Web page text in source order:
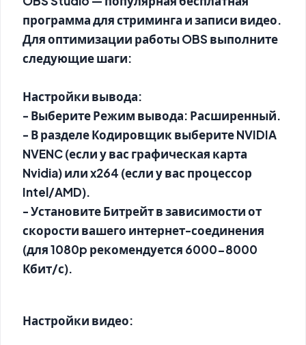
программа для стриминга и записи видео.
Для оптимизации работы OBS выполните
следующие шаги:
Настройки вывода:
- Выберите Режим вывода: Расширенный.
- В разделе Кодировщик выберите NVIDIA
NVENC (если у вас графическая карта
Nvidia) или x264 (если у вас процессор
Intel/AMD).
- Установите Битрейт в зависимости от
скорости вашего интернет-соединения
(для 1080p рекомендуется 6000-8000
Кбит/с).
Настройки видео: